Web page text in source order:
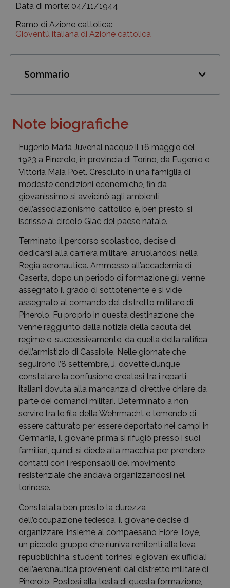
Data di morte: 04/11/1944
Ramo di Azione cattolica:
Gioventù italiana di Azione cattolica
Sommario
Note biografiche
Eugenio Maria Juvenal nacque il 16 maggio del
1923 a Pinerolo, in provincia di Torino, da Eugenio e
Vittoria Maia Poet. Cresciuto in una famiglia di
modeste condizioni economiche, fin da
giovanissimo si avvicinò agli ambienti
dell’associazionismo cattolico e, ben presto, si
iscrisse al circolo Giac del paese natale.
Terminato il percorso scolastico, decise di
dedicarsi alla carriera militare, arruolandosi nella
Regia aeronautica. Ammesso all’accademia di
Caserta, dopo un periodo di formazione gli venne
assegnato il grado di sottotenente e si vide
assegnato al comando del distretto militare di
Pinerolo. Fu proprio in questa destinazione che
venne raggiunto dalla notizia della caduta del
regime e, successivamente, da quella della ratifica
dell’armistizio di Cassibile. Nelle giornate che
seguirono l’8 settembre, J. dovette dunque
constatare la confusione creatasi tra i reparti
italiani dovuta alla mancanza di direttive chiare da
parte dei comandi militari. Determinato a non
servire tra le fila della Wehrmacht e temendo di
essere catturato per essere deportato nei campi in
Germania, il giovane prima si rifugiò presso i suoi
familiari, quindi si diede alla macchia per prendere
contatti con i responsabili del movimento
resistenziale che andava organizzandosi nel
torinese.
Constatata ben presto la durezza
dell’occupazione tedesca, il giovane decise di
organizzare, insieme al compaesano Fiore Toye,
un piccolo gruppo che riuniva renitenti alla leva
repubblichina, studenti torinesi e giovani ex ufficiali
dell’aeronautica provenienti dal distretto militare di
Pinerolo. Postosi alla testa di questa formazione,